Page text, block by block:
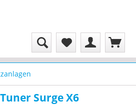
Surge X6